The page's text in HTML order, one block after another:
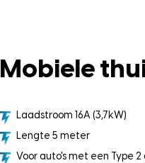
Mobiele
Laadstroom 16A (3,7kW)
Lengte 5 meter
Voor auto's met een Type 2